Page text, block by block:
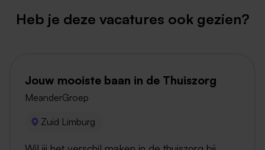
Heb je deze vacatures ook gezien?
Jouw mooiste baan in de Thuiszorg
MeanderGroep
Zuid Limburg